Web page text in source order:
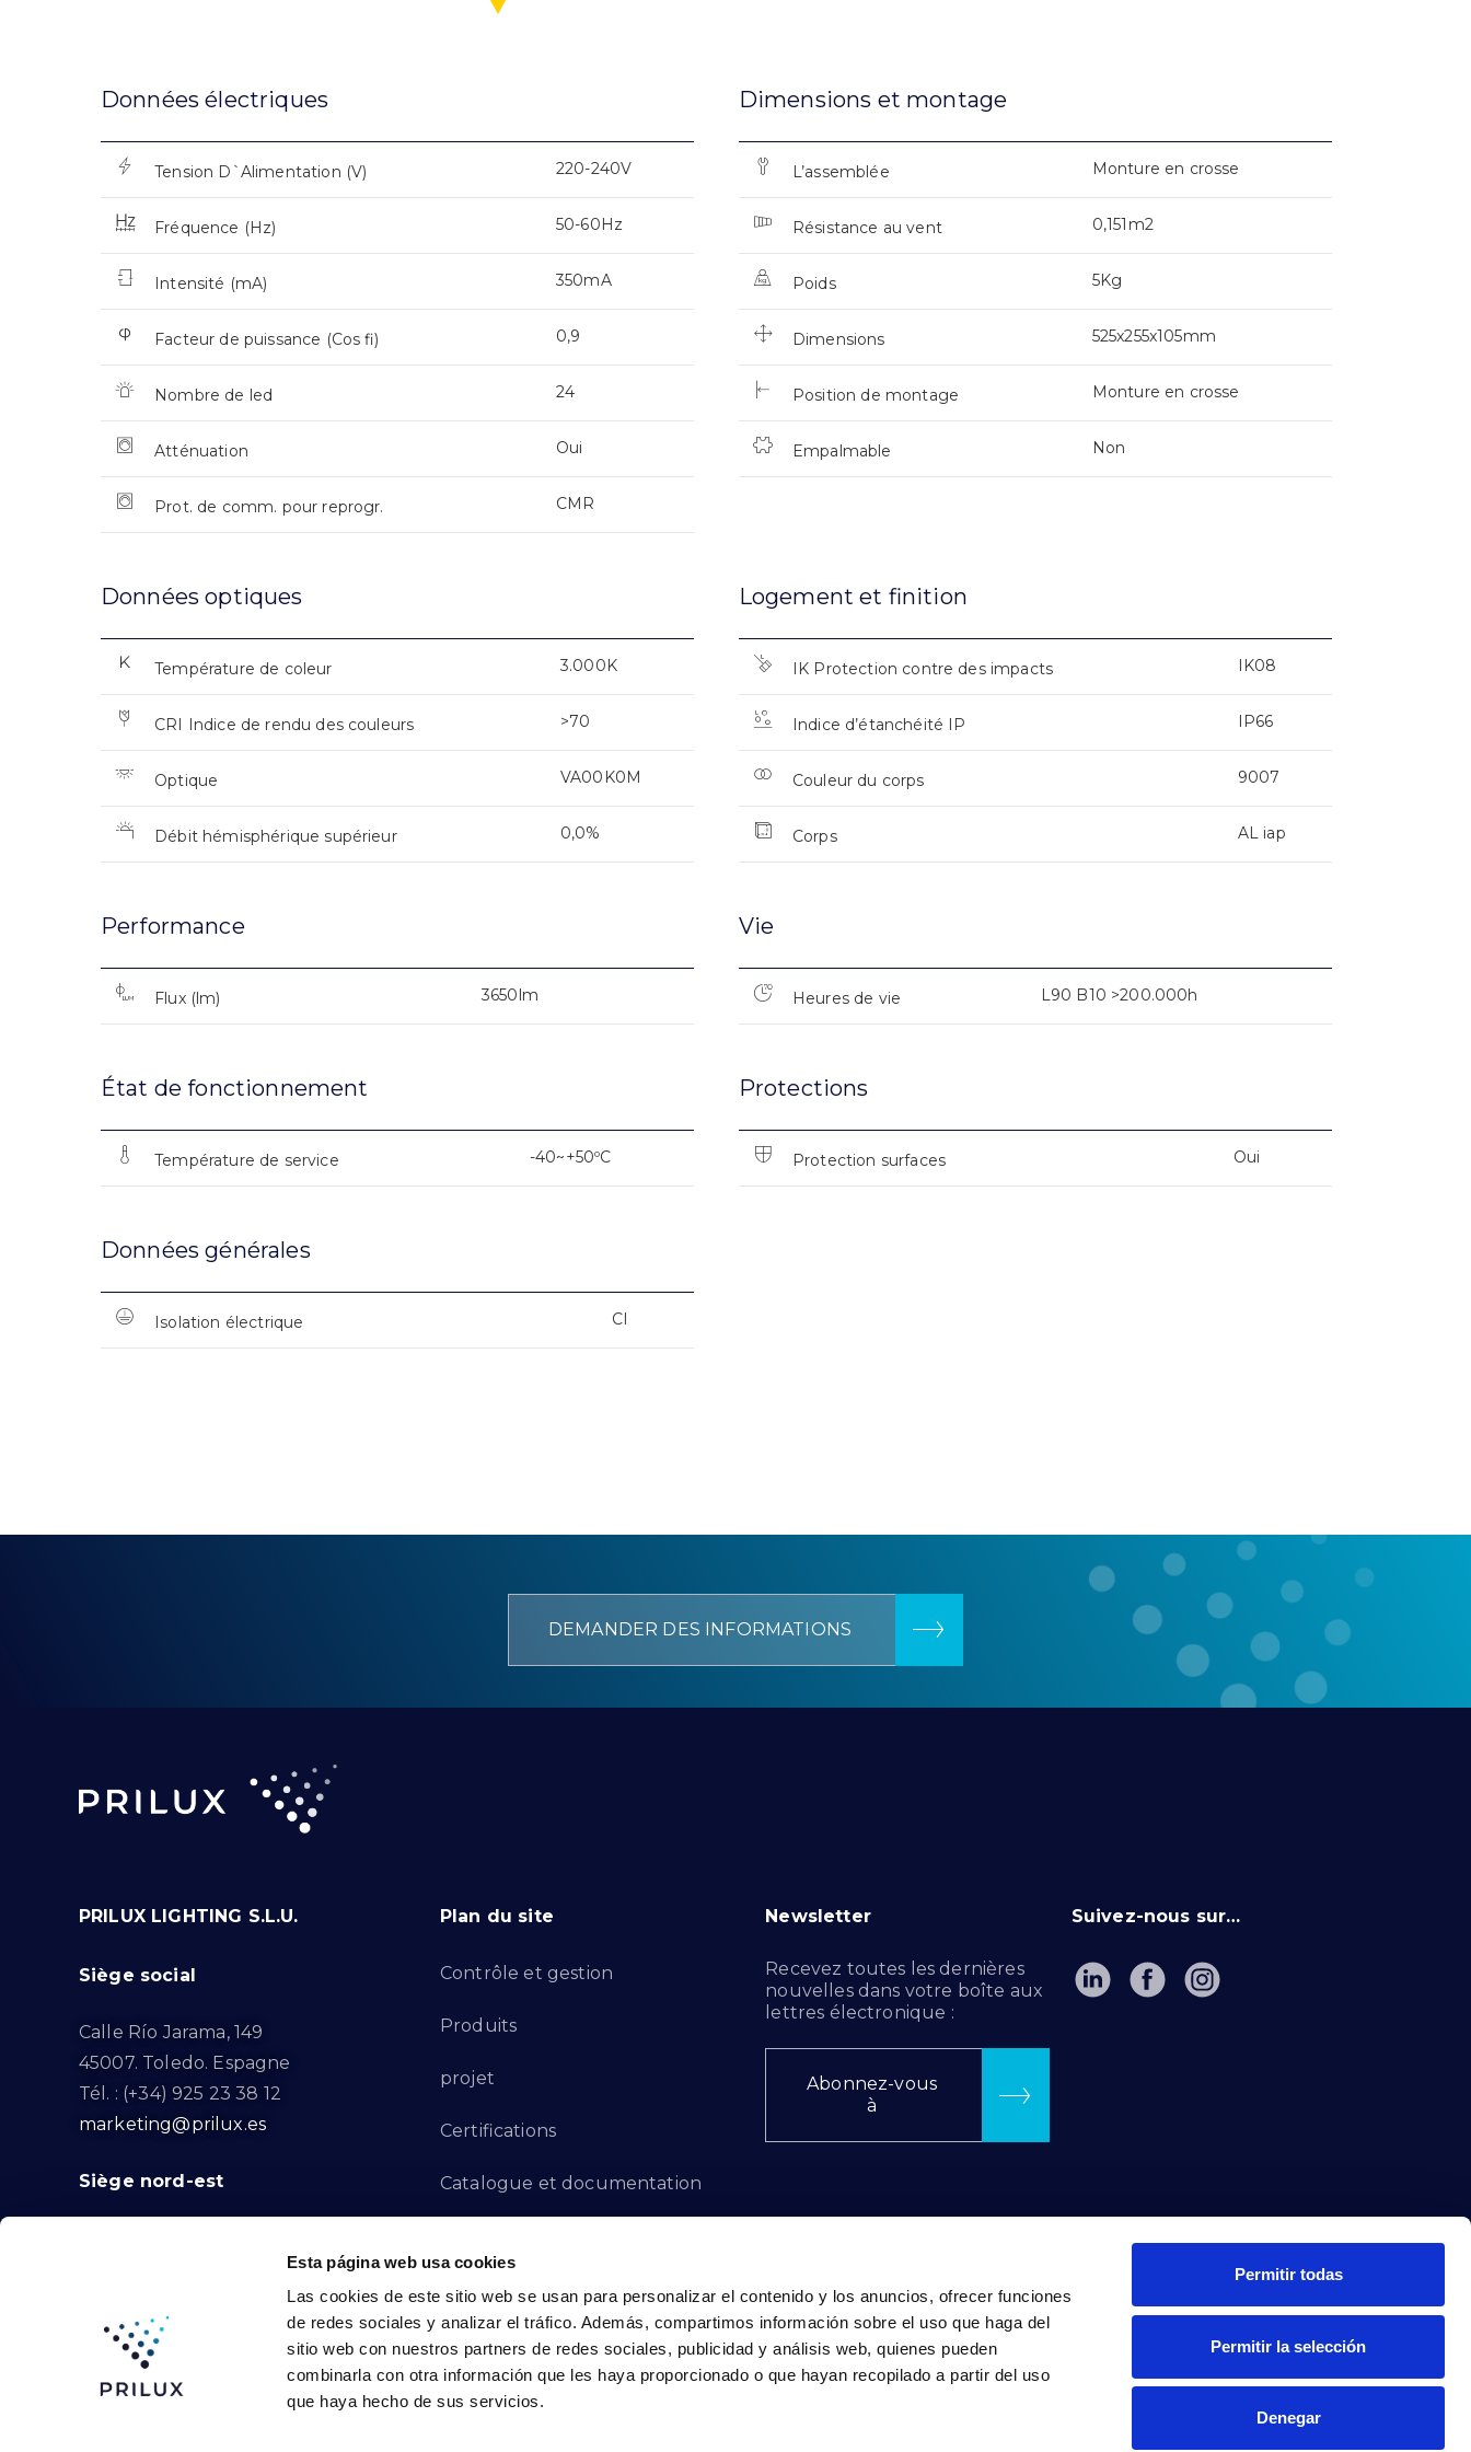
Esta página web usa cookies
Las cookies de este sitio web se usan para personalizar el contenido y los anuncios, ofrecer funciones
de redes sociales y analizar el tráfico. Además, compartimos información sobre el uso que haga del
sitio web con nuestros partners de redes sociales, publicidad y análisis web, quienes pueden
combinarla con otra información que les haya proporcionado o que hayan recopilado a partir del uso
que haya hecho de sus servicios.
Permitir todas
Permitir la selección
Denegar
Données électriques
Tension D`Alimentation (V) 220-240V
Fréquence (Hz) 50-60Hz
Intensité (mA) 350mA
Facteur de puissance (Cos fi) 0,9
Nombre de led 24
Atténuation Oui
Prot. de comm. pour reprogr. CMR
Dimensions et montage
L’assemblée Monture en crosse
Résistance au vent 0,151m2
Poids 5Kg
Dimensions 525x255x105mm
Position de montage Monture en crosse
Empalmable Non
Données optiques
Température de coleur 3.000K
CRI Indice de rendu des couleurs >70
Optique VA00K0M
Débit hémisphérique supérieur 0,0%
Logement et finition
IK Protection contre des impacts IK08
Indice d’étanchéité IP IP66
Couleur du corps 9007
Corps AL iap
Performance
Flux (lm) 3650lm
Vie
Heures de vie L90 B10 >200.000h
État de fonctionnement
Température de service -40~+50ºC
Protections
Protection surfaces Oui
Données générales
Isolation électrique CI
DEMANDER DES INFORMATIONS
PRILUX LIGHTING S.L.U.
Siège social
Calle Río Jarama, 149
45007. Toledo. Espagne
Tél. : (+34) 925 23 38 12
marketing@prilux.es
Siège nord-est
08791. Sant Llorenç d’Hortons.
Tél. : (+34) 93 719 23 29
marketing@prilux.es
Plan du site
Contrôle et gestion
Produits
projet
Certifications
Catalogue et documentation
Canal des plaintes
Contacto - FR
Newsletter
Recevez toutes les dernières
nouvelles dans votre boîte aux
lettres électronique :
Abonnez-vous
à
Suivez-nous sur…